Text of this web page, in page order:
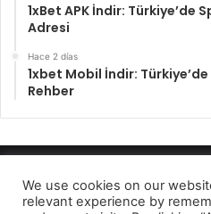
1xBet APK İndir: Türkiye’de
Adresi
Hace 2 días
1xbet Mobil İndir:
Rehber
Enfocando los
Aviso de
We use cookies on our
relevant experience by